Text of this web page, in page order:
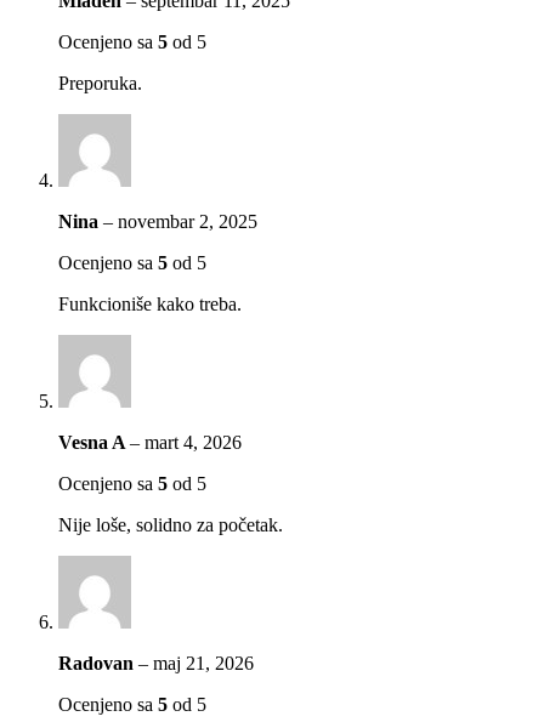
Ocenjeno sa 5 od 5
Preporuka.
Nina – novembar 2, 2025
Ocenjeno sa 5 od 5
Funkcioniše kako treba.
Vesna A – mart 4, 2026
Ocenjeno sa 5 od 5
Nije loše, solidno za početak.
Radovan – maj 21, 2026
Ocenjeno sa 5 od 5